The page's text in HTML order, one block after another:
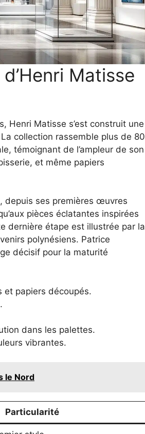
Matisse
Henri Matisse s’est construit une
collection rassemble plus de 80
témoignant de l’ampleur de son
et même papiers
depuis ses premières œuvres
pièces éclatantes inspirées
dernière étape est illustrée par la
polynésiens. Patrice
décisif pour la maturité
et papiers découpés.
dans les palettes.
vibrantes.
le Nord
Particularité